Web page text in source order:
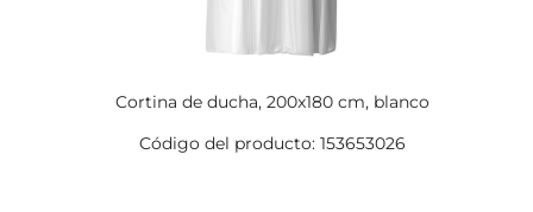
Cortina de ducha, 200x180 cm, blanco
Código del producto: 153653026